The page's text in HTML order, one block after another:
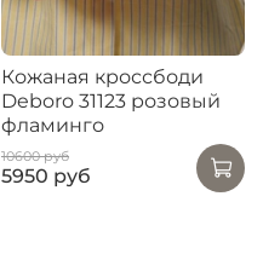
Кожаная кроссбоди
Deboro 31123 розовый
фламинго
10600 руб
5950 руб